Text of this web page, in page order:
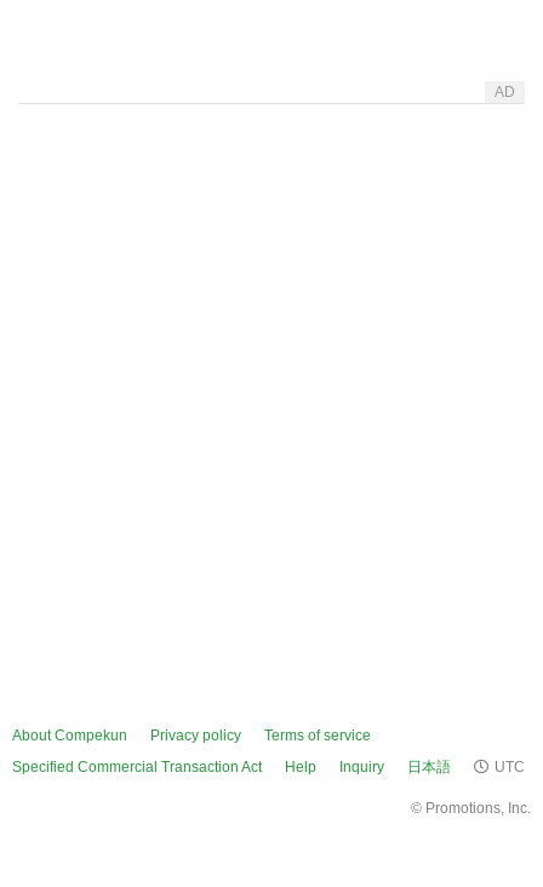
AD
About Compekun Privacy policy
Terms of service
Specified Commercial Transaction Act
Help Inquiry 日本語 UTC
© Promotions, Inc.